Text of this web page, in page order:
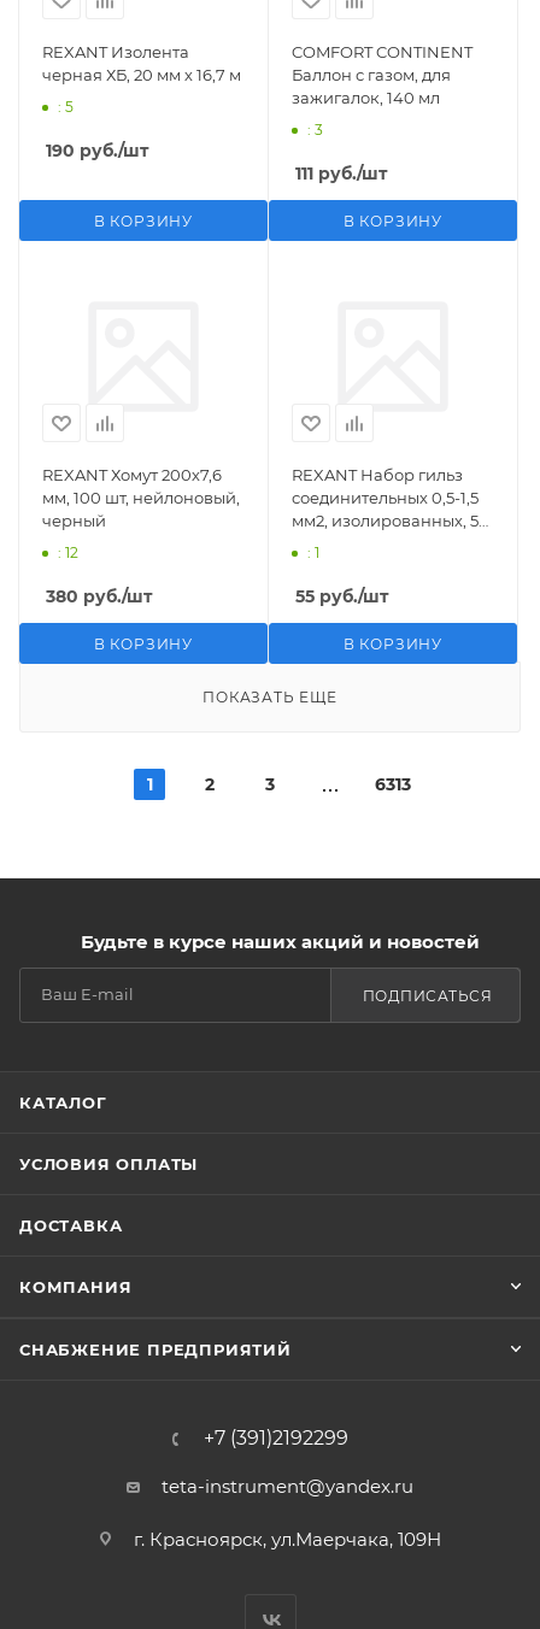
REXANT Изолента
черная ХБ, 20 мм х 16,7 м
: 5
190 руб./шт
В КОРЗИНУ
COMFORT CONTINENT
Баллон с газом, для
зажигалок, 140 мл
: 3
111 руб./шт
В КОРЗИНУ
REXANT Хомут 200х7,6
мм, 100 шт, нейлоновый,
черный
: 12
380 руб./шт
В КОРЗИНУ
REXANT Набор гильз
соединительных 0,5-1,5
мм2, изолированных, 5
: 1
55 руб./шт
В КОРЗИНУ
ПОКАЗАТЬ ЕЩЕ
1 2 3 6313
Будьте в курсе наших акций и новостей
ПОДПИСАТЬСЯ
КАТАЛОГ
УСЛОВИЯ ОПЛАТЫ
ДОСТАВКА
КОМПАНИЯ
СНАБЖЕНИЕ ПРЕДПРИЯТИЙ
+7 (391)2192299
teta-instrument@yandex.ru
г. Красноярск, ул.Маерчака, 109Н